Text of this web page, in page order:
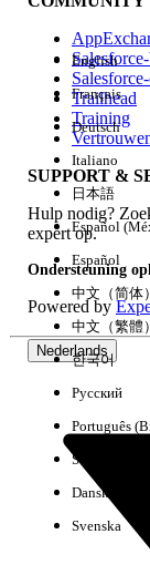
Ervaring
Trailhead
Training
SUPPORT &
Hulp nodig?
expert op.
Ondersteuning
Powered by
Nederlands
English
Français
Deutsch
Italiano
日本語
Español
Español
中文（简体）
中文（繁體）
한국어
Русский
Português
Suomi
Dansk
Svenska